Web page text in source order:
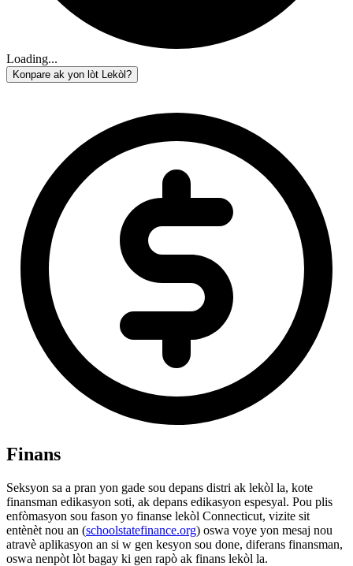
Loading...
Konpare ak yon lòt Lekòl?
Finans
Seksyon sa a pran yon gade sou depans distri ak lekòl la, kote
finansman edikasyon soti, ak depans edikasyon espesyal. Pou plis
enfòmasyon sou fason yo finanse lekòl Connecticut, vizite sit
entènèt nou an (schoolstatefinance.org) oswa voye yon mesaj nou
atravè aplikasyon an si w gen kesyon sou done, diferans finansman,
oswa nenpòt lòt bagay ki gen rapò ak finans lekòl la.